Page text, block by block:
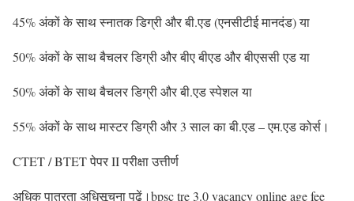
45% अंकों के साथ स्नातक डिग्री और बी.एड (एनसीटीई मानदंड) या
50% अंकों के साथ बैचलर डिग्री और बीए बीएड और बीएससी एड या
50% अंकों के साथ बैचलर डिग्री और बी.एड स्पेशल या
55% अंकों के साथ मास्टर डिग्री और 3 साल का बी.एड – एम.एड कोर्स।
CTET / BTET पेपर II परीक्षा उत्तीर्ण
अधिक पात्रता अधिसूचना पढ़ें।bpsc tre 3.0 vacancy online age fee